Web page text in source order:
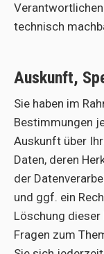
technisch
Auskunft,
Sie haben im
Bestimmungen
Auskunft über
Daten, deren
der
und ggf. ein
Löschung dieser
Fragen zum